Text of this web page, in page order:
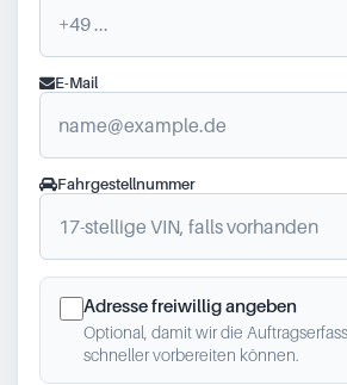
E-Mail
Fahrgestellnummer
Adresse freiwillig angeben
Optional, damit wir die
schneller vorbereiten können.